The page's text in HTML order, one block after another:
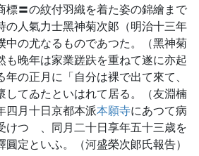
標〓の紋付羽織を着た姿の錦繪まで
の人氣力士黑神菊次郞（明治十三年
中の尤なるものであつた。（黑神菊
も晚年は家業蹉趺を重ねて遂に亦起
の正月に「自分は裸で出て來て、
してゐたといはれて居る。（友淵楠
四月十日京都本派本願寺にあつて病
けつゝ、同月二十日享年五十三歳を
定といふ。（河盛榮次郞氏報告）